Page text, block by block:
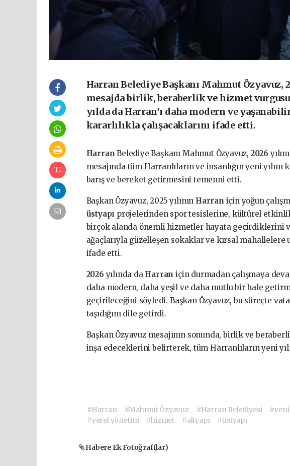
Harran Belediye Başkanı Mahmut Özyavuz,
mesajda birlik, beraberlik ve hizmet vurgusu
yılda da Harran’ı daha modern ve
kararlılıkla çalışacaklarını ifade etti.
HarranBelediye Başkanı Mahmut Özyavuz, 2026
mesajında tüm Harranlıların ve insanlığın yeni yılını
barış ve bereket getirmesini temenni etti.
Başkan Özyavuz, 2025 yılının Harran için yoğun
üstyapı projelerinden spor tesislerine, kültürel
birçok alanda önemli hizmetler hayata geçirdiklerini
ağaçlarıyla güzelleşen sokaklar ve kırsal mahallelere
ifade etti.
2026yılında da Harraniçin durmadan çalışmaya
daha modern, daha yeşil ve daha mutlu bir hale
geçirileceğini söyledi. Başkan Özyavuz, bu süreçte
taşıdığını dile getirdi.
Başkan Özyavuz mesajının sonunda, birlik ve
inşa edeceklerini belirterek, tüm Harranlıların yeni
#Harran #Mahmut Özyavuz #Harran Belediyesi #yeni
#yerel yönetim
#hizmet #altyapı #üstyapı
Habere Ek Fotoğraf(lar)